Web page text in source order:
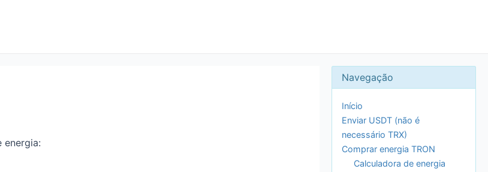
energia:
Início
Enviar USDT (não é
necessário TRX)
Comprar energia TRON
Calculadora de energia